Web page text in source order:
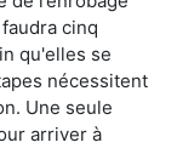
cinq
qu'elles se
nécessitent
Une seule
arriver à